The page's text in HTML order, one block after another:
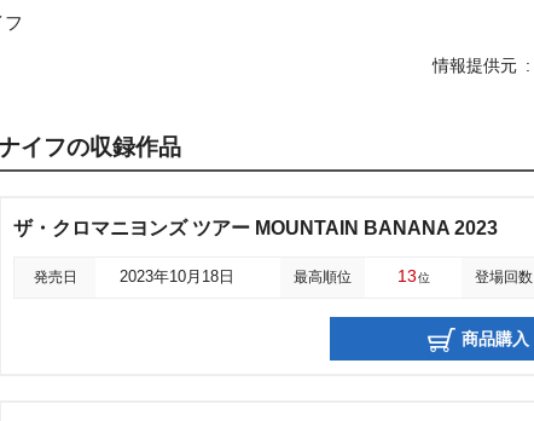
情報提供元
イフの収録作品
ザ・クロマニヨンズ ツアー MOUNTAIN BANANA 2023
発売日 2023年10月18日 最高順位 13位 登場回数
商品購入